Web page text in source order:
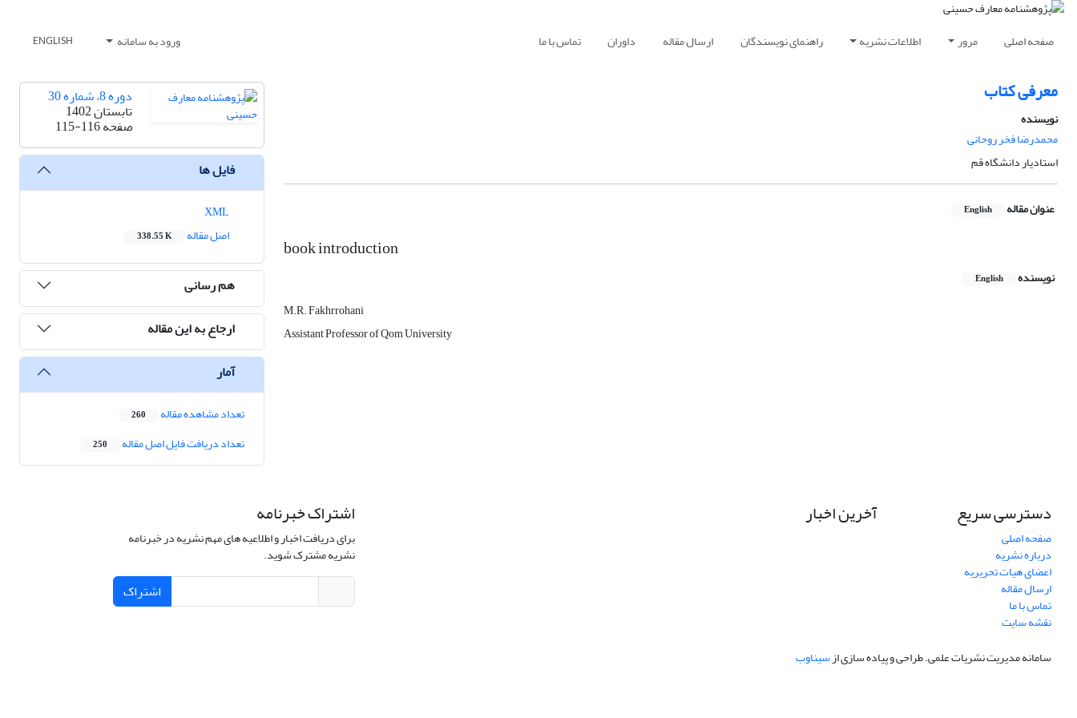
صفحه اصلی مرور اطلاعات نشریه راهنمای نویسندگان ارسال مقاله داوران تماس با ما ورود به سامانه ENGLISH
معرفی کتاب
نویسنده
محمدرضا فخر روحانی
استادیار دانشگاه قم
عنوان مقاله English
book introduction
نویسنده English
M.R. Fakhrrohani
Assistant Professor of Qom University
دوره 8، شماره 30
تابستان 1402
صفحه115-116
فایل ها
اصل مقاله
338.55 K
هم رسانی
ارجاع به این مقاله
آمار
تعداد مشاهده مقاله 260
تعداد دریافت فایل اصل مقاله 250
دسترسی سریع
صفحه اصلی
درباره نشریه
اعضای هیات تحریریه
ارسال مقاله
تماس با ما
نقشه سایت
آخرین اخبار اشتراک خبرنامه
برای دریافت اخبار و اطلاعیه های مهم نشریه در خبرنامه
نشریه مشترک شوید.
اشتراک
سامانه مدیریت نشریات علمی.طراحی و پیاده سازی ازسیناوب